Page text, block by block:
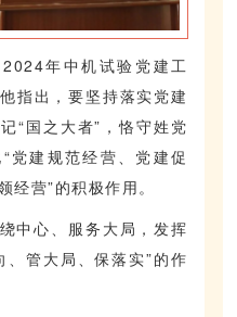
年中机试验党建工
指出，要坚持落实党建
“国之大者”，恪守姓党
党建规范经营、党建促
经营”的积极作用。
中心、服务大局，发挥
、管大局、保落实”的作